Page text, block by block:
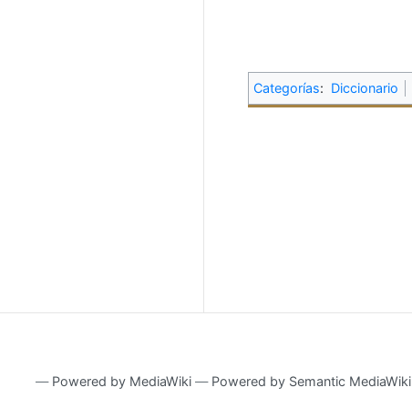
Categorías: Diccionario
― Powered by MediaWiki ― Powered by Semantic MediaWiki